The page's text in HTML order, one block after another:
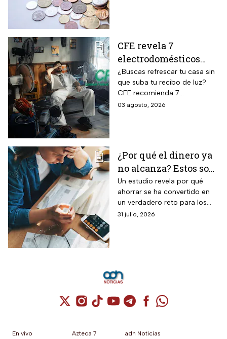
CFE revela 7
electrodomésticos
para combatir el calor
sin que se dispare tu
recibo de luz
¿Buscas refrescar tu casa sin
que suba tu recibo de luz?
CFE recomienda 7
electrodomésticos eficientes
03 agosto, 2026
¿Por qué el dinero ya
no alcanza? Estos son
los gastos que más
impactan a los
mexicanos
Un estudio revela por qué
ahorrar se ha convertido en
un verdadero reto para los
mexicanos.
31 julio, 2026
Cuenta de X / Twitter (se abre en una
Cuenta de Instagram (se abre en una
Cuenta de TikTok (se abre en
Cuenta de YouTube (se abre
Cuenta de Telegram (se
Cuenta de
Cuenta de
En vivo
Azteca 7
adn Noticias